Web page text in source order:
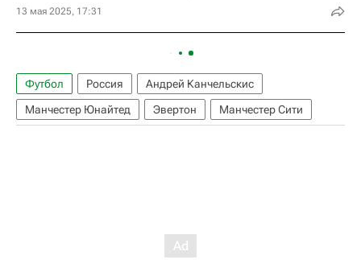
13 мая 2025, 17:31
Футбол Россия
Андрей Канчельскис
Манчестер Юнайтед
Эвертон Манчестер Сити